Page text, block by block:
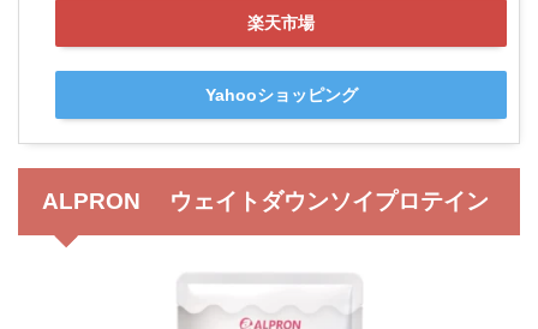
楽天市場
Yahooショッピング
ALPRON ウェイトダウンソイプロテイン